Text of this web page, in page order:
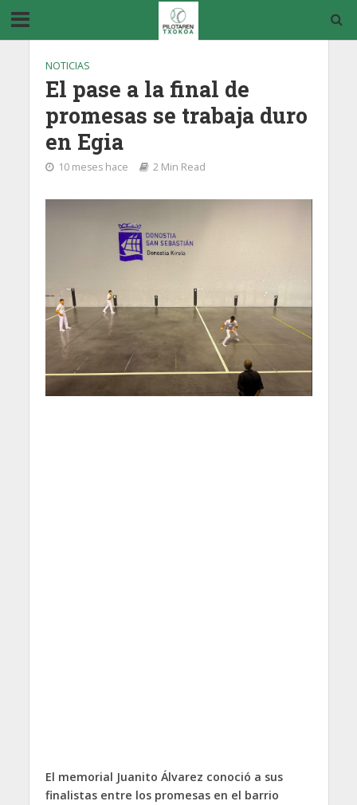
NOTICIAS
El pase a la final de
promesas se trabaja duro
en Egia
10 meses hace 2 Min Read
El memorial Juanito Álvarez conoció a sus
finalistas entre los promesas en el barrio